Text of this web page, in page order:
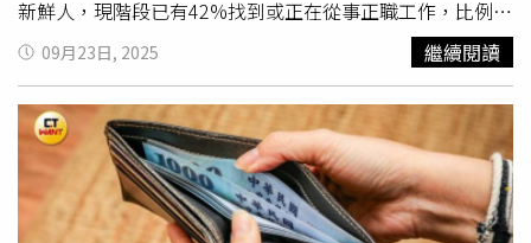
新鮮人，現階段已有42%找到或正在從事正職工作，比例高
於去年同期的39.4%，持續觸底反彈，創下6年來「新高」
水準！不過這也代表其餘的58%，仍處於「無正職」狀態，
其中又分成了41.2%屬於「尚未找到任何正職工作」；
16.8%屬於「曾經找到正職工作，但目前離職」。調查發
現，平均要投過18.9封履歷，才會獲得一家企業的面試機
會，同時得再面試4.9家公司，才能真正找到一份工作，略
低於去年的5.4家。依此數據換算下來，新鮮人如果想得到
09月23日, 2025 繼續閱讀